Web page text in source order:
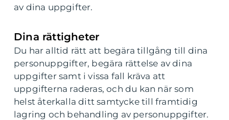
av dina uppgifter.
Dina rättigheter
Du har alltid rätt att begära tillgång till dina
personuppgifter, begära rättelse av dina
uppgifter samt i vissa fall kräva att
uppgifterna raderas, och du kan när som
helst återkalla ditt samtycke till framtidig
lagring och behandling av personuppgifter.